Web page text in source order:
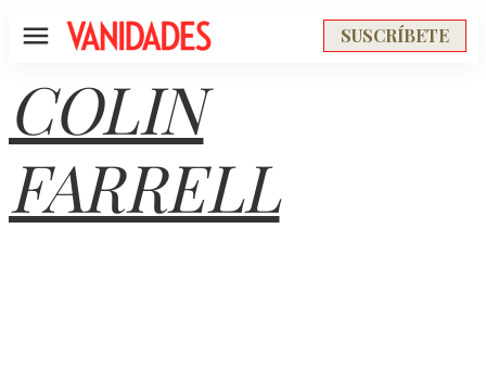
Menú SUSCRÍBETE
COLIN
FARRELL